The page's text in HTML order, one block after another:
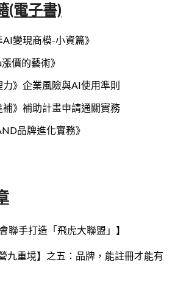
(電子書)
AI變現商模-小資篇》
價的藝術》
力》企業風險與AI使用準則
補》補助計畫申請通關實務
品牌進化實務》
聯手打造「飛虎大聯盟」】
九重境】之五：品牌，能註冊才能有